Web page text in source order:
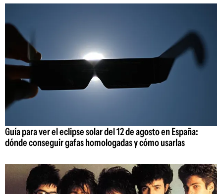
Guía para ver el eclipse solar del 12 de agosto en España:
dónde conseguir gafas homologadas y cómo usarlas